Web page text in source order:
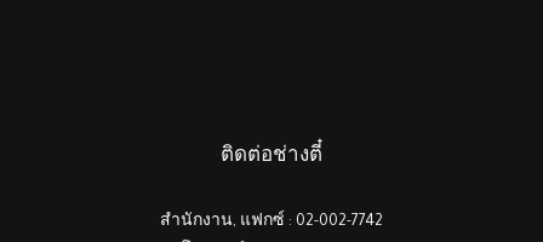
ติดต่อช่างตี๋
สำนักงาน, แฟกซ์ : 02-002-7742